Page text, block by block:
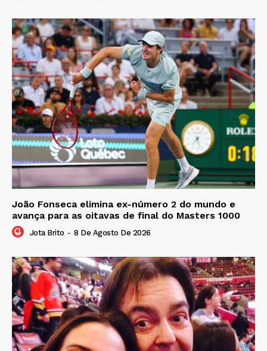
João Fonseca elimina ex-número 2 do mundo e
avança para as oitavas de final do Masters 1000
Jota Brito - 8 De Agosto De 2026